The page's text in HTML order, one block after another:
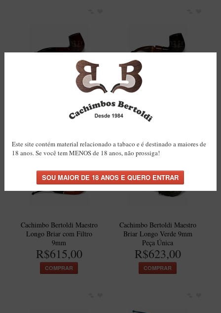
Cachimbo Bertoldi Elite
Bordô com Filtro
R$84,00
Cachimbo Bertoldi Anel
Madeira Preto com Filtro
R$99,00
Cachimbo Bertoldi Maestro
Longo Briar com Filtro
9mm
R$615,00
COMPRAR
Cachimbo Bertoldi Maestro
Briar Longo Verde 9mm
Peça Única
R$623,00
COMPRAR
Este site contém material relacionado a tabaco e é destinado a maiores de
18 anos. Se você tem MENOS de 18 anos, não prossiga!